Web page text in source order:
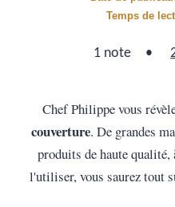
Chef Philippe vous
couverture. De grandes
produits de haute
l'utiliser, vous saurez tout
Temps de
1 note